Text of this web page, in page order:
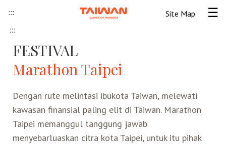
::: Site Map
Informasi Umum
Informasi visa
Tips Wisata Taiwan
Lokawisata
Pendahuluan TaiwanSeni Budaya Lokal
:::
FESTIVAL
Marathon Taipei
Dengan rute melintasi ibukota Taiwan, melewati
kawasan finansial paling elit di Taiwan. Marathon
Taipei memanggul tanggung jawab
menyebarluaskan citra kota Taipei, untuk itu pihak